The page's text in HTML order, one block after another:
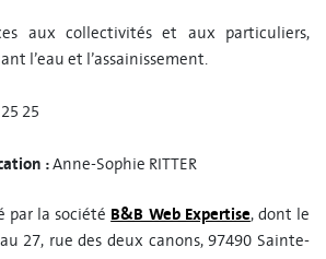
aux collectivités et aux particuliers,
l’eau et l’assainissement.
25
:Anne-Sophie RITTER
par la société B&B Web Expertise, dont le
27, rue des deux canons, 97490 Sainte-